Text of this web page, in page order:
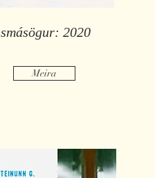
smásögur: 2020
Meira